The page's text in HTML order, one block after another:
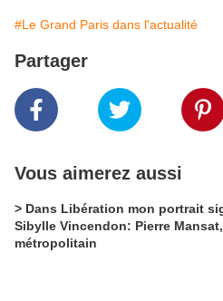
#Le Grand Paris dans l'actualité
Partager
Vous aimerez aussi
> Dans Libération mon portrait
Sibylle Vincendon: Pierre
métropolitain